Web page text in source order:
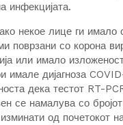
инфекцијата.
некое лице ги имало
поврзани со корона
или имало
имале дијагноза
дека тестот RT-
се намалува со
од почетокот